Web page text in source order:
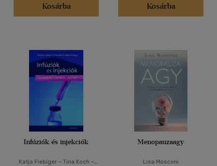
Kosárba
Kosárba
Infúziók és injekciók
Katja Fiebiger - Tina Koch -
Menopauzaagy
Lisa Mosconi